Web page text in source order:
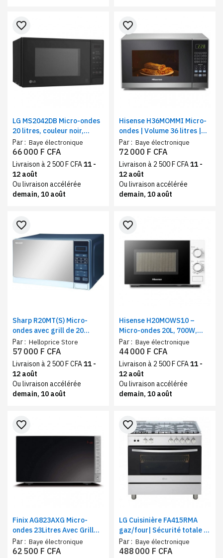
LG MS2042DB Micro-ondes
20 litres, couleur noir,
EasyClea , i-wave
Par : Baye électronique
favorite_border
66 000 F CFA
Livraison à 2 500 F CFA11 -
12 août
Ou livraison accélérée
demain, 10 août
Hisense H36MOMMI Micro-
ondes | Volume 36 litres |
Fonction automatique de
cuisson
Par : Baye électronique
favorite_border
72 000 F CFA
Livraison à 2 500 F CFA11 -
12 août
Ou livraison accélérée
demain, 10 août
Sharp R20MT(S) Micro-
ondes avec grill de 20
Litres, Silver
Par : Helloprice Store
favorite_border
57 000 F CFA
Livraison à 2 500 F CFA11 -
12 août
Ou livraison accélérée
demain, 10 août
Hisense H20MOWS10 –
Micro-ondes 20L, 700W,
Commande mécanique 6
niveaux
Par : Baye électronique
favorite_border
44 000 F CFA
Livraison à 2 500 F CFA11 -
12 août
Ou livraison accélérée
demain, 10 août
Finix AG823AXG Micro-
ondes 23Litres Avec Grill
Noir/Gris
Par : Baye électronique
favorite_border
62 500 F CFA
LG Cuisinière FA415RMA
gaz/four| Sécurité totale |
Système de chauffage
combiné | Rôtissoire
Par : Baye électronique
favorite_border
488 000 F CFA